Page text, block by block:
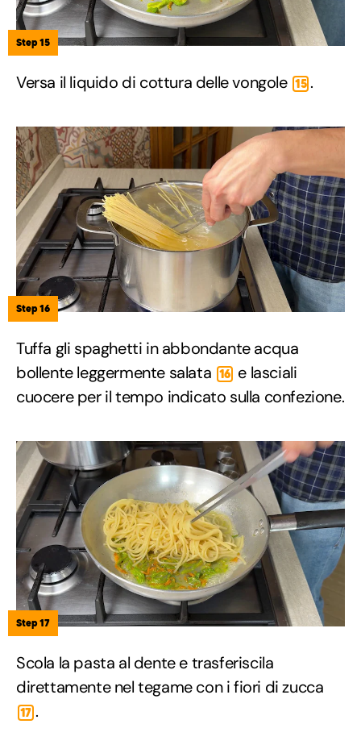
Step 15
Versa il liquido di cottura delle vongole 15 .
Step 16
Tuffa gli spaghetti in abbondante acqua
bollente leggermente salata 16 e lasciali
cuocere per il tempo indicato sulla confezione.
Step 17
Scola la pasta al dente e trasferiscila
direttamente nel tegame con i fiori di zucca
17 .